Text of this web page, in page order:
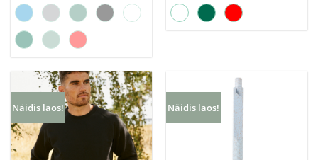
Näidis laos! Näidis laos!